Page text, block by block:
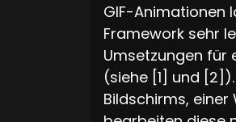
GIF-Animationen
Framework sehr
Umsetzungen für
(siehe [1] und
Bildschirms,